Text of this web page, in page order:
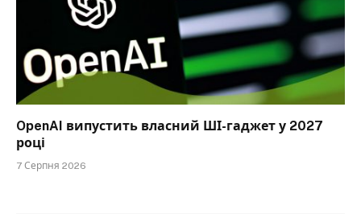
OpenAI випустить власний ШІ-гаджет у 2027
році
7 Серпня 2026